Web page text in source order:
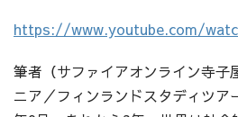
https://www.youtube.com/
筆者（サファイアオンライン寺子
ニア／フィンランドスタディツア